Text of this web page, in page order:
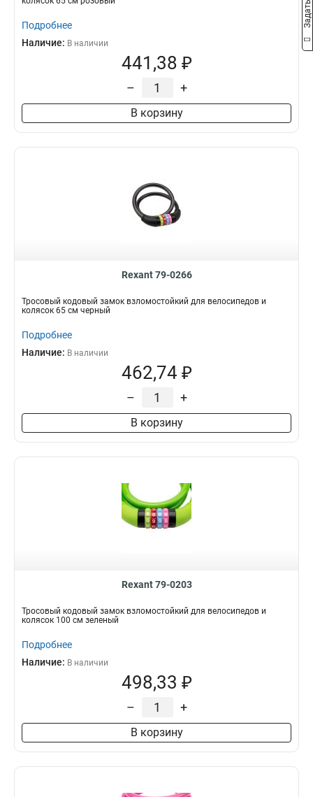
Подробнее
Наличие: В наличии
441,38 ₽
– +
В корзину
Rexant 79-0266
Тросовый кодовый замок взломостойкий для велосипедов и
колясок 65 см черный
Подробнее
Наличие: В наличии
462,74 ₽
– +
В корзину
Rexant 79-0203
Тросовый кодовый замок взломостойкий для велосипедов и
колясок 100 см зеленый
Подробнее
Наличие: В наличии
498,33 ₽
– +
В корзину